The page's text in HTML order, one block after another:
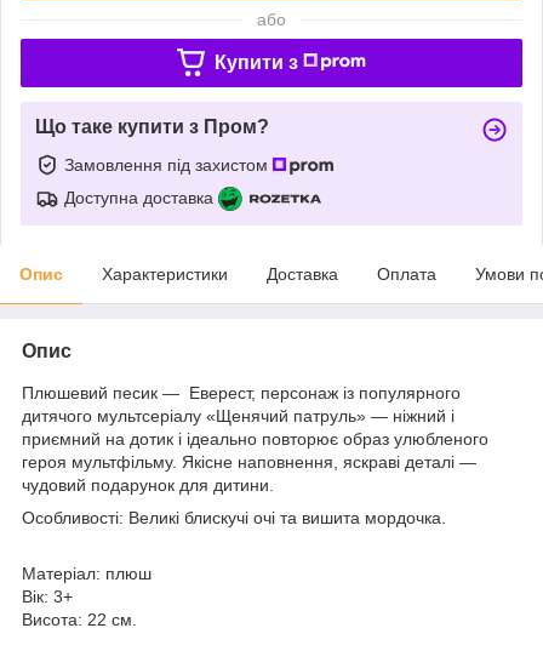
або
Купити з
Що таке купити з Пром?
Замовлення під захистом
Доступна доставка
Опис Характеристики Доставка Оплата Умови
Опис
Плюшевий песик — Еверест, персонаж із популярного
дитячого мультсеріалу «Щенячий патруль» — ніжний і
приємний на дотик і ідеально повторює образ улюбленого
героя мультфільму. Якісне наповнення, яскраві деталі —
чудовий подарунок для дитини.
Особливості: Великі блискучі очі та вишита мордочка.
Матеріал: плюш
Вік: 3+
Висота: 22 см.